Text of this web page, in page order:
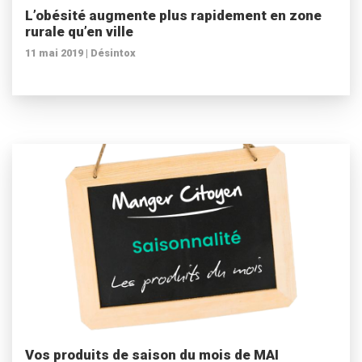
L’obésité augmente plus rapidement en zone
rurale qu’en ville
11 mai 2019 | Désintox
Vos produits de saison du mois de MAI